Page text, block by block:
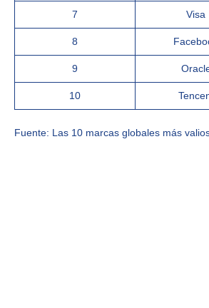
7 Visa
8
9
10
Fuente: Las 10 marcas globales más